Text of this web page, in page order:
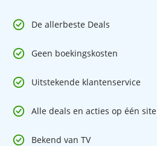
De allerbeste Deals
Geen boekingskosten
Uitstekende klantenservice
Alle deals en acties op één site
Bekend van TV